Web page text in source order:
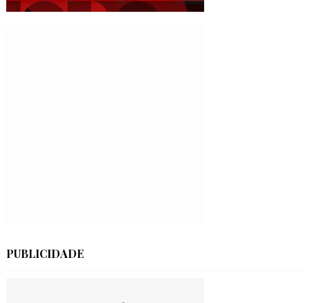
PUBLICIDADE